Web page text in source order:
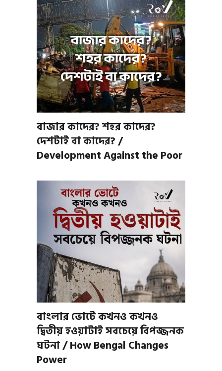
বাজার কাদের? শহর কাদের?
দেশটাই বা কাদের? /
Development Against the Poor
বাংলার ভোটে কখনও কখনও
দ্বিতীয় হওয়াটাই সবচেয়ে বিপজ্জনক
ঘটনা / How Bengal Changes
Power